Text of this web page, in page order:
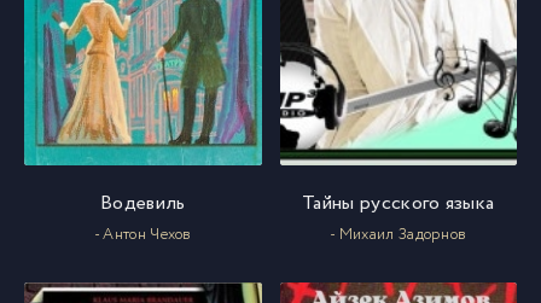
Водевиль
- Антон Чехов
Тайны русского языка
- Михаил Задорнов